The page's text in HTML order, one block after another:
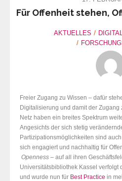
Für Offenheit stehen,
AKTUELLES
Freier Zugang zu Wissen – dafür
Digitalisierung und damit der
Netz haben ein breites Spektrum
Angesichts der sich stetig
Partizipationsmöglichkeiten sind
sich engagiert und nachhaltig für
Openness – auf all ihren
Universitätsbibliothek Kassel verfolgt
und wurde nun für Best Practice in